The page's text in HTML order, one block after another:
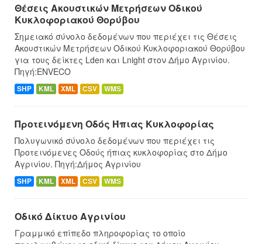
Θέσεις Ακουστικών Μετρήσεων Οδικού
Κυκλοφοριακού Θορύβου
Σημειακό σύνολο δεδομένων που περιέχει τις Θέσεις
Ακουστικών Μετρήσεων Οδικού Κυκλοφοριακού Θορύβου
για τους δείκτες Lden και Lnight στον Δήμο Αγρινίου.
Πηγή:ENVECO
SHP KML XML CSV WMS
Προτεινόμενη Οδός Ήπιας Κυκλοφορίας
Πολυγωνικό σύνολο δεδομένων που περιέχει τις
Προτεινόμενες Οδούς ήπιας κυκλοφορίας στο Δήμο
Αγρινίου. Πηγή:Δήμος Αγρινίου
SHP KML XML CSV WMS
Οδικό Δίκτυο Αγρινίου
Γραμμικό επίπεδο πληροφορίας το οποίο